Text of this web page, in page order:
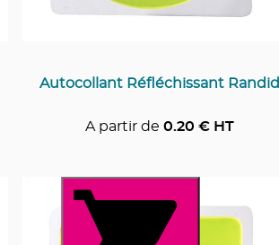
Autocollant Réfléchissant Randid
A partir de 0.20 € HT